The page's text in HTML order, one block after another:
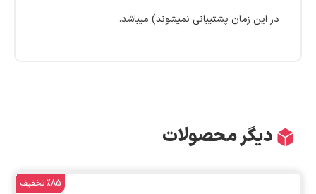
در این زمان پشتیبانی نمیشوند) میباشد.
دیگر محصولات
%85 تخفیف